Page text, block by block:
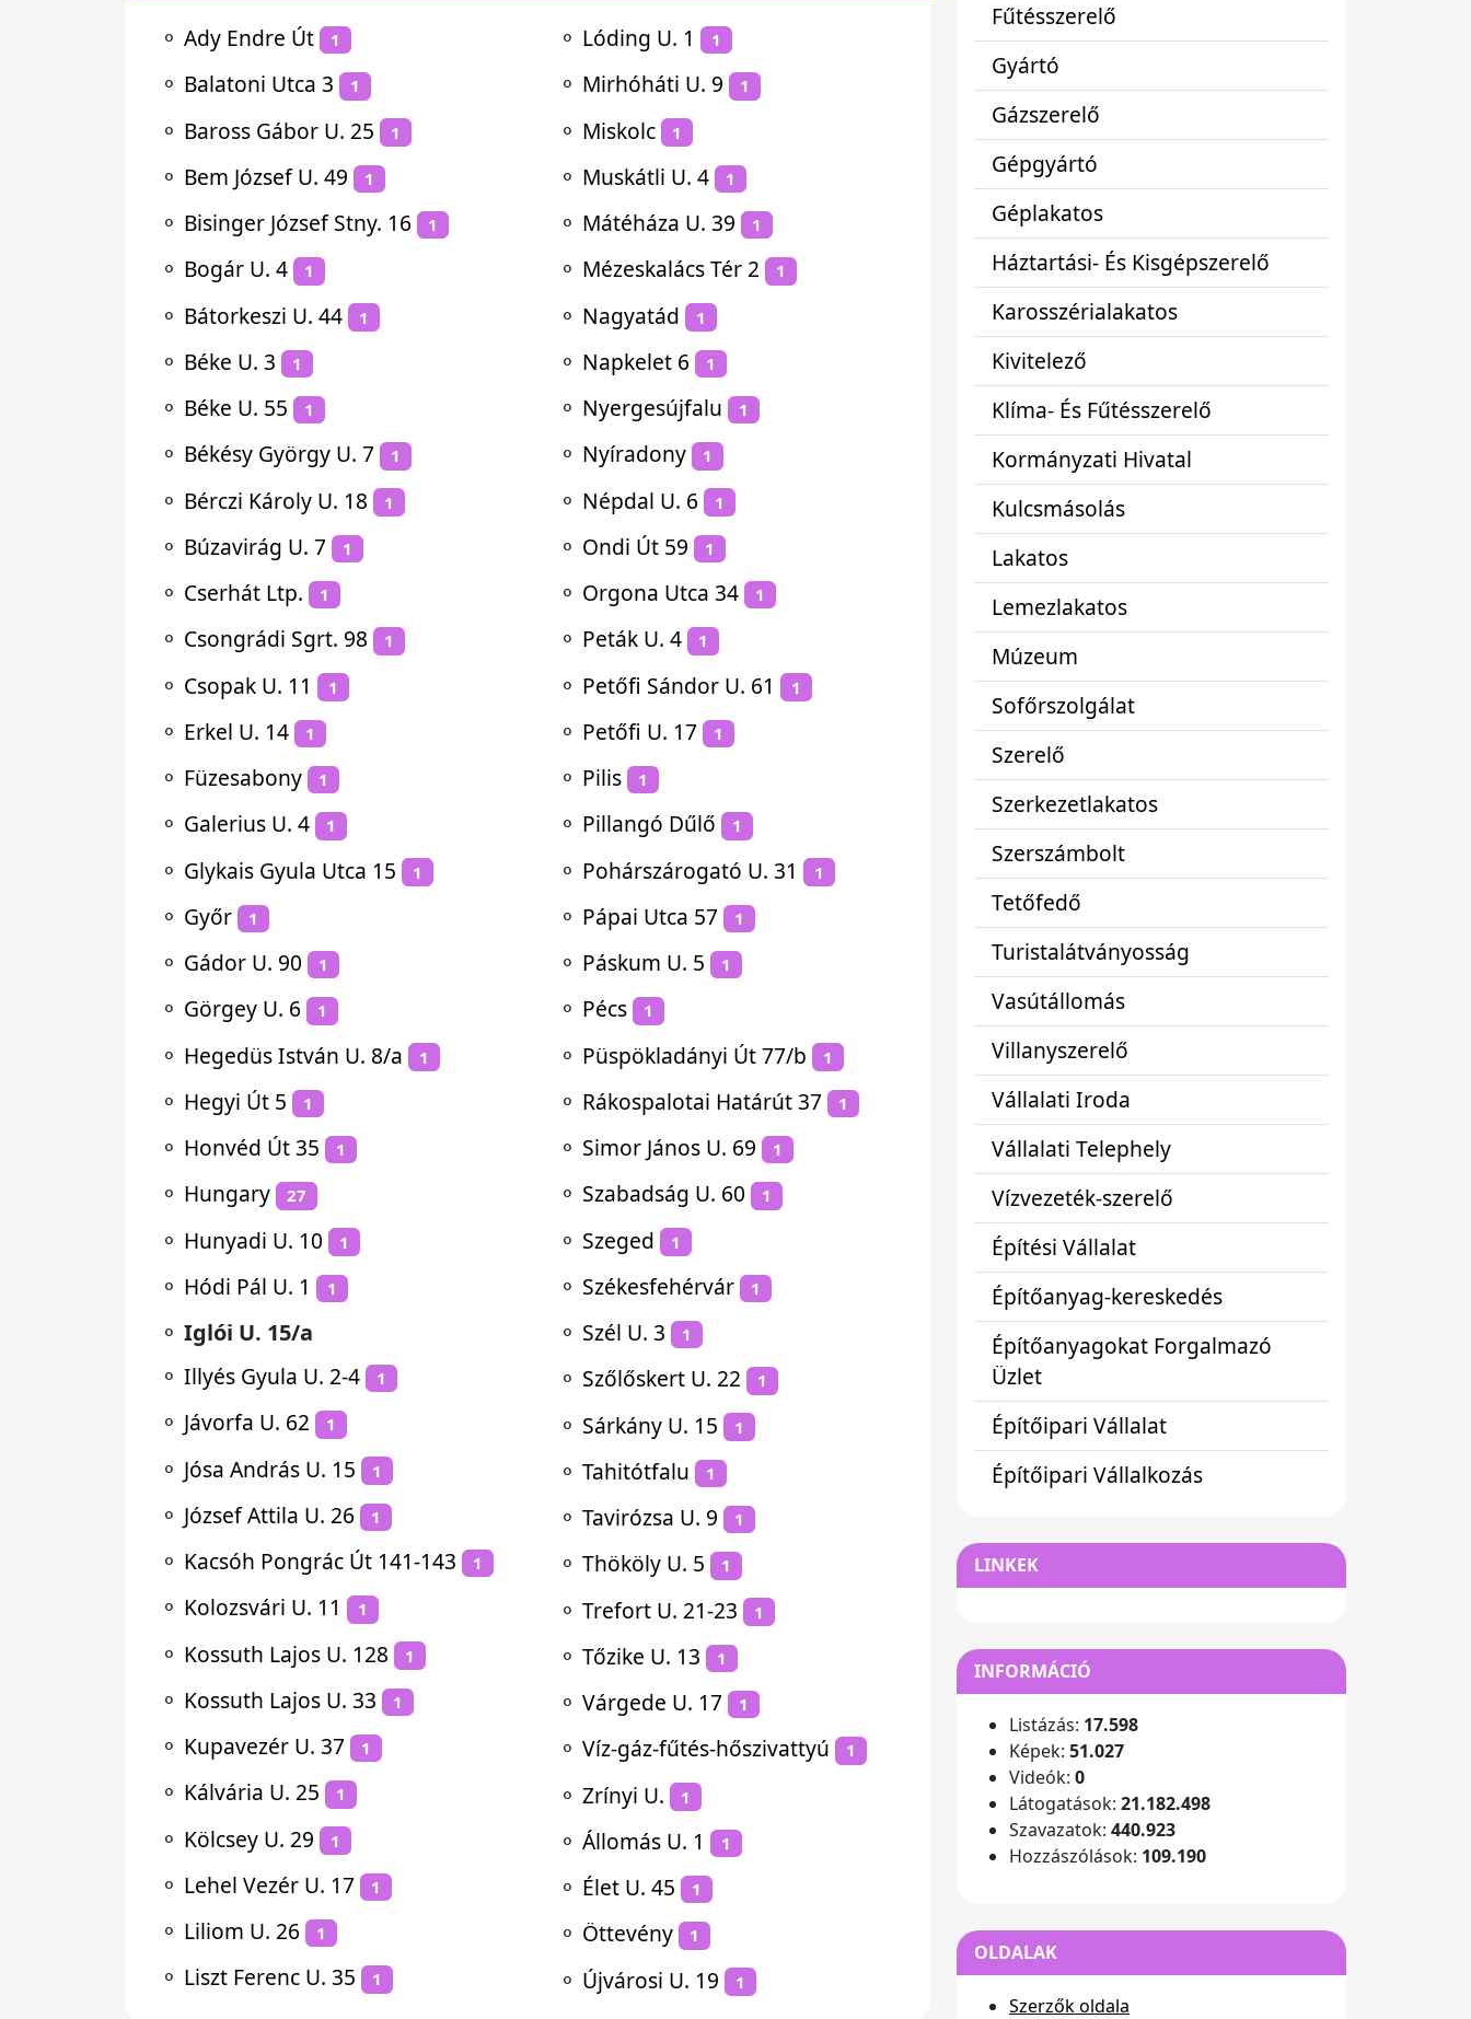
⚬ Ady Endre Út 1
⚬ Balatoni Utca 3 1
⚬ Baross Gábor U. 25 1
⚬ Bem József U. 49 1
⚬ Bisinger József Stny. 16 1
⚬ Bogár U. 4 1
⚬ Bátorkeszi U. 44 1
⚬ Béke U. 3 1
⚬ Béke U. 55 1
⚬ Békésy György U. 7 1
⚬ Bérczi Károly U. 18 1
⚬ Búzavirág U. 7 1
⚬ Cserhát Ltp. 1
⚬ Csongrádi Sgrt. 98 1
⚬ Csopak U. 11 1
⚬ Erkel U. 14 1
⚬ Füzesabony 1
⚬ Galerius U. 4 1
⚬ Glykais Gyula Utca 15 1
⚬ Győr 1
⚬ Gádor U. 90 1
⚬ Görgey U. 6 1
⚬ Hegedüs István U. 8/a 1
⚬ Hegyi Út 5 1
⚬ Honvéd Út 35 1
⚬ Hungary 27
⚬ Hunyadi U. 10 1
⚬ Hódi Pál U. 1 1
⚬ Iglói U. 15/a
⚬ Illyés Gyula U. 2-4 1
⚬ Jávorfa U. 62 1
⚬ Jósa András U. 15 1
⚬ József Attila U. 26 1
⚬ Kacsóh Pongrác Út 141-143 1
⚬ Kolozsvári U. 11 1
⚬ Kossuth Lajos U. 128 1
⚬ Kossuth Lajos U. 33 1
⚬ Kupavezér U. 37 1
⚬ Kálvária U. 25 1
⚬ Kölcsey U. 29 1
⚬ Lehel Vezér U. 17 1
⚬ Liliom U. 26 1
⚬ Liszt Ferenc U. 35 1
⚬ Lóding U. 1 1
⚬ Mirhóháti U. 9 1
⚬ Miskolc 1
⚬ Muskátli U. 4 1
⚬ Mátéháza U. 39 1
⚬ Mézeskalács Tér 2 1
⚬ Nagyatád 1
⚬ Napkelet 6 1
⚬ Nyergesújfalu 1
⚬ Nyíradony 1
⚬ Népdal U. 6 1
⚬ Ondi Út 59 1
⚬ Orgona Utca 34 1
⚬ Peták U. 4 1
⚬ Petőfi Sándor U. 61 1
⚬ Petőfi U. 17 1
⚬ Pilis 1
⚬ Pillangó Dűlő 1
⚬ Pohárszárogató U. 31 1
⚬ Pápai Utca 57 1
⚬ Páskum U. 5 1
⚬ Pécs 1
⚬ Püspökladányi Út 77/b 1
⚬ Rákospalotai Határút 37 1
⚬ Simor János U. 69 1
⚬ Szabadság U. 60 1
⚬ Szeged 1
⚬ Székesfehérvár 1
⚬ Szél U. 3 1
⚬ Szőlőskert U. 22 1
⚬ Sárkány U. 15 1
⚬ Tahitótfalu 1
⚬ Tavirózsa U. 9 1
⚬ Thököly U. 5 1
⚬ Trefort U. 21-23 1
⚬ Tőzike U. 13 1
⚬ Várgede U. 17 1
⚬ Víz-gáz-fűtés-hőszivattyú 1
⚬ Zrínyi U. 1
⚬ Állomás U. 1 1
⚬ Élet U. 45 1
⚬ Öttevény 1
⚬ Újvárosi U. 19 1
Fűtésszerelő
Gyártó
Gázszerelő
Gépgyártó
Géplakatos
Háztartási- És Kisgépszerelő
Karosszérialakatos
Kivitelező
Klíma- És Fűtésszerelő
Kormányzati Hivatal
Kulcsmásolás
Lakatos
Lemezlakatos
Múzeum
Sofőrszolgálat
Szerelő
Szerkezetlakatos
Szerszámbolt
Tetőfedő
Turistalátványosság
Vasútállomás
Villanyszerelő
Vállalati Iroda
Vállalati Telephely
Vízvezeték-szerelő
Építési Vállalat
Építőanyag-kereskedés
Építőanyagokat Forgalmazó
Üzlet
Építőipari Vállalat
Építőipari Vállalkozás
LINKEK
INFORMÁCIÓ
Listázás: 17.598
Képek: 51.027
Videók: 0
Látogatások: 21.182.498
Szavazatok: 440.923
Hozzászólások: 109.190
OLDALAK
Szerzők oldala